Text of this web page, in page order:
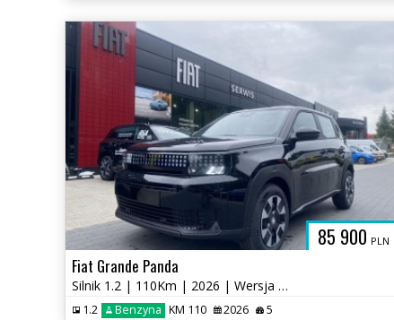
85 900 PLN
Fiat Grande Panda
Silnik 1.2 | 110Km | 2026 | Wersja Ico
1.2 Benzyna KM 110 2026 5